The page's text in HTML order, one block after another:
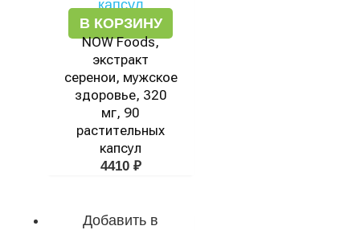
В КОРЗИНУ
NOW Foods,
экстракт
серенои, мужское
здоровье, 320
мг, 90
растительных
капсул
4410 ₽
Добавить в